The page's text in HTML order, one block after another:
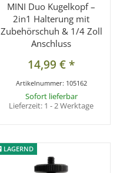
MINI Duo Kugelkopf –
2in1 Halterung mit
Zubehörschuh & 1/4 Zoll
Anschluss
14,99 €*
Artikelnummer: 105162
Sofort lieferbar
Lieferzeit: 1 - 2 Werktage
LAGERND
LAGERND